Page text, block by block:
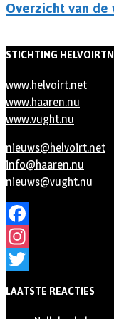
Overzicht van
STICHTING
www.helvoirt.net
www.haaren.nu
www.vught.nu
nieuws@helvoirt.net
info@haaren.nu
nieuws@vught.nu
Facebook
Instagram
LAATSTE REACTIES